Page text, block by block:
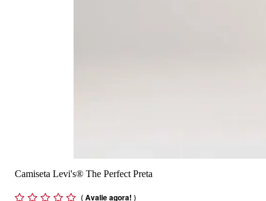
Camiseta Levi's® The Perfect Preta
(Avalie agora! )